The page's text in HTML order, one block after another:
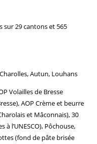
sur 29 cantons et 565
Autun, Louhans
Volailles de Bresse
AOP Crème et beurre
et Mâconnais), 30
l’UNESCO), Pôchouse,
(fond de pâte brisée